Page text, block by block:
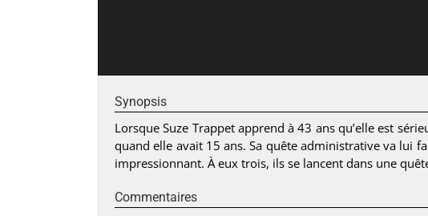
Synopsis
Lorsque Suze Trappet apprend à 43 ans qu’elle est
quand elle avait 15 ans. Sa quête administrative va lui
impressionnant. À eux trois, ils se lancent dans une
Commentaires